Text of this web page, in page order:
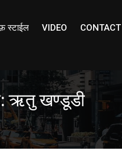
स्टाईल VIDEO CONTACT
ऋतु खण्डूडी